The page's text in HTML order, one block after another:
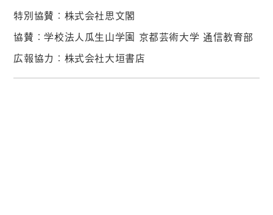
特別協賛：株式会社思文閣
協賛：学校法人瓜生山学園 京都芸術大学 通信教育部
広報協力：株式会社大垣書店